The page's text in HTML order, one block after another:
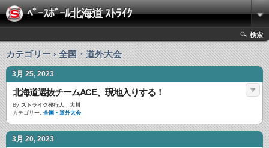
ﾍﾞｰｽﾎﾞｰﾙ北海道 ｽﾄﾗｲｸ
検索
カテゴリー › 全国・道外大会
3月 25, 2023
北海道選抜チームACE、現地入りする！
By ストライク発行人 大川
カテゴリー: 全国・道外大会
3月 20, 2023